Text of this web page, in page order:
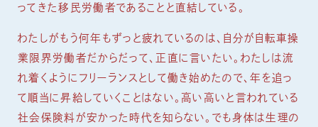
ってきた移民労働者であることと直結している。
わたしがもう何年もずっと疲れているのは、自分が自転車操
業限界労働者だからだって、正直に言いたい。わたしは流
れ着くようにフリーランスとして働き始めたので、年を追っ
て順当に昇給していくことはない。高い高いと言われている
社会保険料が安かった時代を知らない。でも身体は生理の